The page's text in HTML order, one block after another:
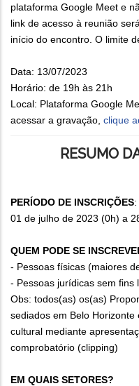
plataforma Google Meet e
link de acesso à reunião
início do encontro. O limite
Data: 13/07/2023
Horário: de 19h às 21h
Local: Plataforma Google
acessar a gravação, clique
RESUMO
PERÍODO DE INSCRIÇÕES:
01 de julho de 2023 (0h) a
QUEM PODE SE
- Pessoas físicas (maiores
- Pessoas jurídicas sem fins
Obs: todos(as) os(as)
sediados em Belo
cultural mediante
comprobatório (clipping)
EM QUAIS SETORES?